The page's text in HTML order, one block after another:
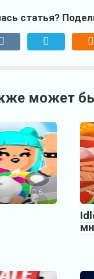
статья?
может
6